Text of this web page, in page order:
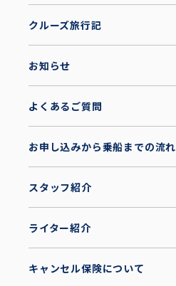
クルーズ旅行記
お知らせ
よくあるご質問
お申し込みから乗船までの流れ
スタッフ紹介
ライター紹介
キャンセル保険について